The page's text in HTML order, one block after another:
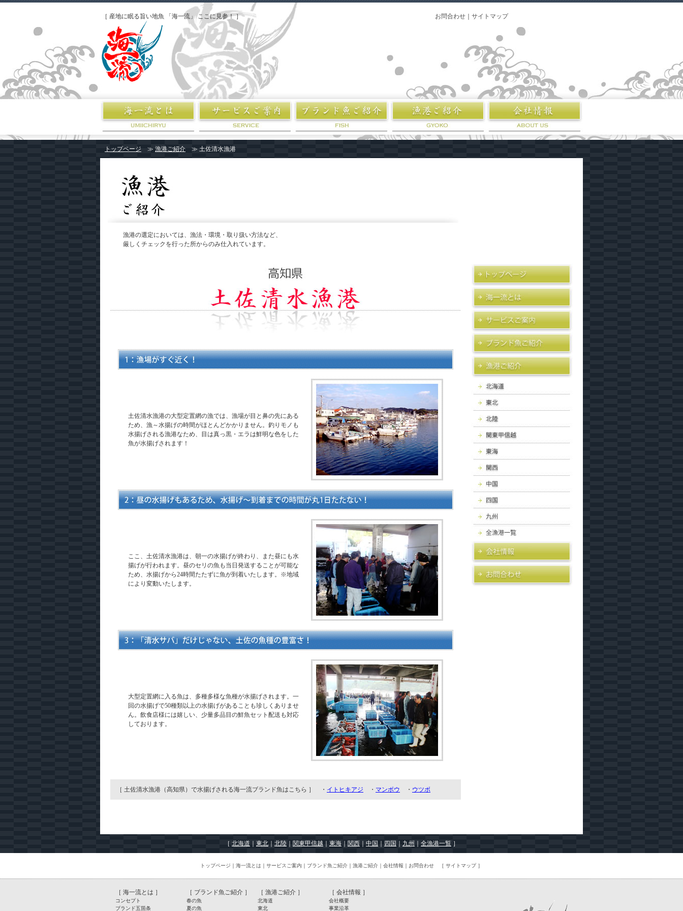
［ 産地に眠る旨い地魚 「海一流」 ここに見参！ ］ お問合わせ サイトマップ
トップページ ≫ 漁港ご紹介 ≫ 土佐清水漁港
漁港の選定においては、漁法・環境・取り扱い方法など、
厳しくチェックを行った所からのみ仕入れています。
土佐清水漁港の大型定置網の漁では、漁場が目と鼻の先にある
ため、漁～水揚げの時間がほとんどかかりません。釣りモノも
水揚げされる漁港なため、目は真っ黒・エラは鮮明な色をした
魚が水揚げされます！
ここ、土佐清水漁港は、朝一の水揚げが終わり、また昼にも水
揚げが行われます。昼のセリの魚も当日発送することが可能な
ため、水揚げから24時間たたずに魚が到着いたします。※地域
により変動いたします。
大型定置網に入る魚は、多種多様な魚種が水揚げされます。一
回の水揚げで50種類以上の水揚げがあることも珍しくありませ
ん。飲食店様には嬉しい、少量多品目の鮮魚セット配送も対応
しております。
［ 土佐清水漁港（高知県）で水揚げされる海一流ブランド魚はこちら ］ ・ イトヒキアジ ・ マンボウ ・ ウツボ
［ 北海道 東北 北陸 関東甲信越 東海 関西 中国 四国 九州 全漁港一覧 ］
トップページ ｜ 海一流とは ｜ サービスご案内 ｜ ブランド魚ご紹介 ｜ 漁港ご紹介｜ 会社情報 ｜ お問合わせ ［ サイトマップ］
［ 海一流とは ］
コンセプト
ブランド五箇条
［ ブランド魚ご紹介 ］
春の魚
夏の魚
［ 漁港ご紹介 ］
北海道
東北
［ 会社情報 ］
会社概要
事業沿革